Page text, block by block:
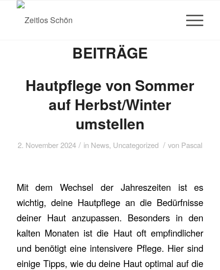
BEITRÄGE
Hautpflege von Sommer
auf Herbst/Winter
umstellen
2. November 2024 / in News, Uncategorized / von Pascal
Mit dem Wechsel der Jahreszeiten ist es
wichtig, deine Hautpflege an die Bedürfnisse
deiner Haut anzupassen. Besonders in den
kalten Monaten ist die Haut oft empfindlicher
und benötigt eine intensivere Pflege. Hier sind
einige Tipps, wie du deine Haut optimal auf die